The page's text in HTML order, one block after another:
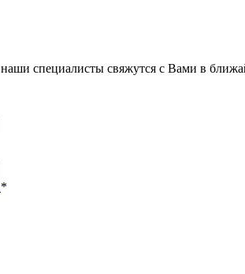
специалисты свяжутся с Вами в
*